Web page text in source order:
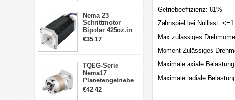
Nema 23
Schrittmotor
Bipolar 425oz.in
4.2A 57x57x114mm
€35.17
TQEG-Serie
Nema17
Planetengetriebe
5:1 Spiel 15Arc-
€42.42
Getriebeeffizienz: 81%
Zahnspiel bei Nulllast: <=1
Max.zulässiges
Moment Zulässiges
Maximale axiale
Maximale radiale